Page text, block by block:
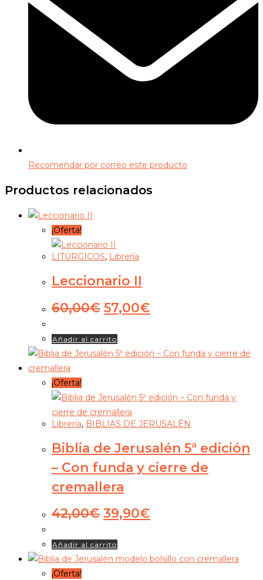
Recomendar por correo este producto
Productos relacionados
¡Oferta!
LITÚRGICOS, Librería
Leccionario II
60,00€ El
precio
original
era:
60,00€.
57,00€
precio
es:
57,00€.
Añadir al carrito
¡Oferta!
Librería, BIBLIAS DE JERUSALÉN
Biblia de Jerusalén 5ª edición
– Con funda y cierre de
cremallera
42,00€ El
original
era:
42,00€.
39,90€
es:
39,90€.
Añadir al carrito
¡Oferta!